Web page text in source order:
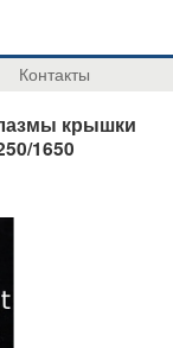
Контакты
крышки
1650